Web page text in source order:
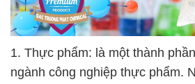
1. Thực phẩm: là một thành
ngành công nghiệp thực phẩm.